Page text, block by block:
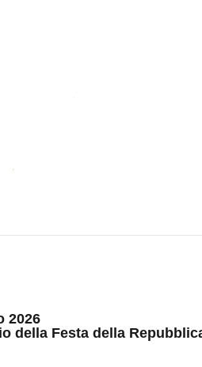
2026
della Festa della